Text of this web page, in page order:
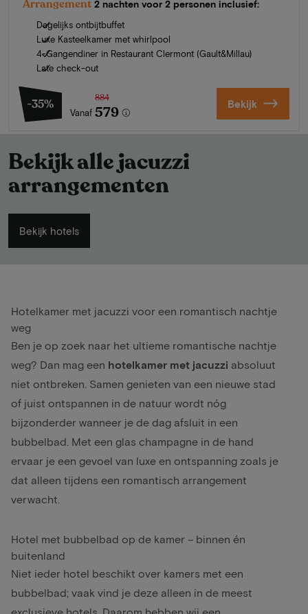
Arrangement 2 nachten voor 2 personen inclusief:
Dagelijks ontbijtbuffet
Luxe Kasteelkamer met whirlpool
4-Gangendiner in Restaurant Clermont (Gault&Millau)
Late check-out
-35%
Vanaf
884
579 Bekijk
Bekijk alle jacuzzi
arrangementen
Bekijk hotels
Hotelkamer met jacuzzi voor een romantisch nachtje
weg
Ben je op zoek naar het ultieme romantische nachtje
weg? Dan mag een hotelkamer met jacuzzi absoluut
niet ontbreken. Samen genieten van een nieuwe stad
of juist ontspannen in de natuur wordt nóg
bijzonderder wanneer je de dag afsluit in een
bubbelbad. Met een glas champagne in de hand
ervaar je een gevoel van luxe en ontspanning zoals je
dat alleen tijdens een romantisch arrangement
verwacht.
Hotel met bubbelbad op de kamer – binnen én
buitenland
Niet ieder hotel beschikt over kamers met een
bubbelbad; vaak vind je deze alleen in de meest
exclusieve hotels. Daarom hebben wij een